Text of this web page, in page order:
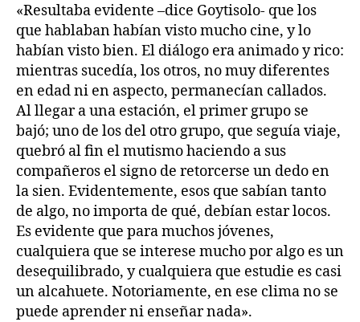
«Resultaba evidente –dice Goytisolo- que los
que hablaban habían visto mucho cine, y lo
habían visto bien. El diálogo era animado y rico:
mientras sucedía, los otros, no muy diferentes
en edad ni en aspecto, permanecían callados.
Al llegar a una estación, el primer grupo se
bajó; uno de los del otro grupo, que seguía viaje,
quebró al fin el mutismo haciendo a sus
compañeros el signo de retorcerse un dedo en
la sien. Evidentemente, esos que sabían tanto
de algo, no importa de qué, debían estar locos.
Es evidente que para muchos jóvenes,
cualquiera que se interese mucho por algo es un
desequilibrado, y cualquiera que estudie es casi
un alcahuete. Notoriamente, en ese clima no se
puede aprender ni enseñar nada».